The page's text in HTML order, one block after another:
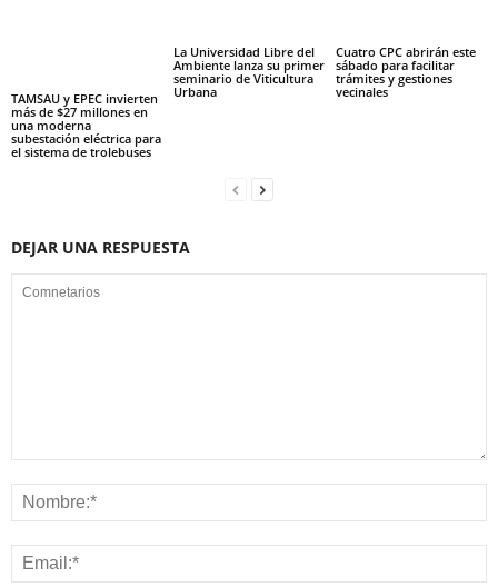
TAMSAU y EPEC invierten
más de $27 millones en
una moderna
subestación eléctrica para
el sistema de trolebuses
La Universidad Libre del
Ambiente lanza su primer
seminario de Viticultura
Urbana
Cuatro CPC abrirán este
sábado para facilitar
trámites y gestiones
vecinales
DEJAR UNA RESPUESTA